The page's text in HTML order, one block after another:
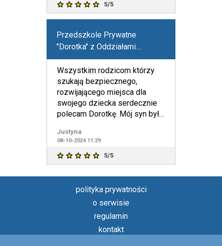
5/5
Przedszkole Prywatne
"Dorotka" z Oddziałami
Integracyjnymi
Wszystkim rodzicom którzy
szukają bezpiecznego,
rozwijającego miejsca dla
swojego dziecka serdecznie
polecam Dorotkę. Mój syn był
spokojem
Justyna
08-10-2024 11:29
5/5
polityka prywatności
o serwisie
regulamin
kontakt